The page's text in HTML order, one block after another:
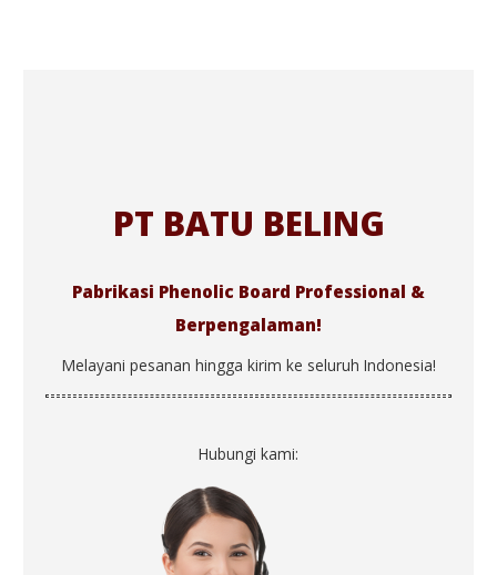
PT BATU BELING
Pabrikasi Phenolic Board Professional &
Berpengalaman!
Melayani pesanan hingga kirim ke seluruh Indonesia!
Hubungi kami: